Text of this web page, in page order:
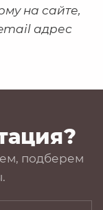
на сайте,
адрес
подберем